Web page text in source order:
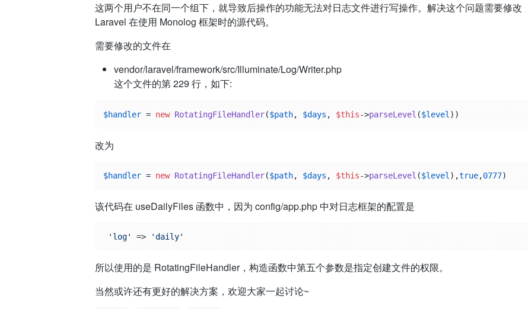
这两个用户不在同一个组下，就导致后操作的功能无法对日志文件进行写操作。解决这个问题需要修改
Laravel 在使用 Monolog 框架时的源代码。
需要修改的文件在
vendor/laravel/framework/src/Illuminate/Log/Writer.php
这个文件的第 229 行，如下:
$handler = new RotatingFileHandler($path, $days , $this->parseLevel ($level
改为
$handler = new RotatingFileHandler($path, $days , $this->parseLevel ($level ),true,0777
该代码在 useDailyFiles 函数中，因为 config/app.php 中对日志框架的配置是
'log' => 'daily'
所以使用的是 RotatingFileHandler，构造函数中第五个参数是指定创建文件的权限。
当然或许还有更好的解决方案，欢迎大家一起讨论~